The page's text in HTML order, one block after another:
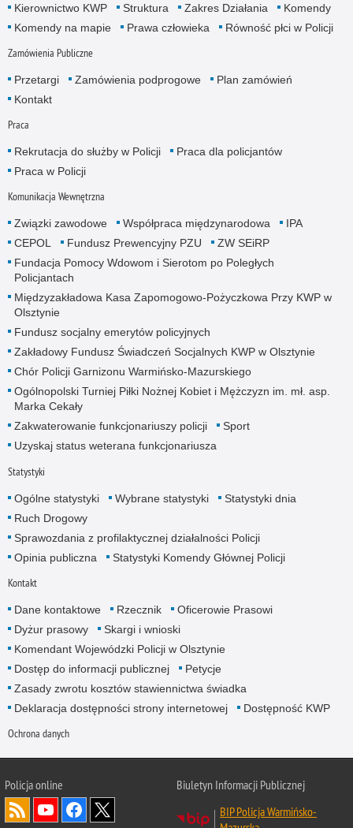
Kierownictwo KWP Struktura Zakres Działania
Komendy
Komendy na mapie
Prawa człowieka Równość płci w Policji
Zamówienia Publiczne
Przetargi Zamówienia podprogowe
Plan zamówień
Kontakt
Praca
Rekrutacja do służby w Policji
Praca dla policjantów
Praca w Policji
Komunikacja Wewnętrzna
Związki zawodowe Współpraca międzynarodowa
IPA
CEPOL
Fundusz Prewencyjny PZU
ZW SEiRP
Fundacja Pomocy Wdowom i Sierotom po Poległych
Policjantach
Międzyzakładowa Kasa Zapomogowo-Pożyczkowa Przy KWP w
Olsztynie
Fundusz socjalny emerytów policyjnych
Zakładowy Fundusz Świadczeń Socjalnych KWP w Olsztynie
Chór Policji Garnizonu Warmińsko-Mazurskiego
Ogólnopolski Turniej Piłki Nożnej Kobiet i Mężczyzn im. mł. asp.
Marka Cekały
Zakwaterowanie funkcjonariuszy policji
Sport
Uzyskaj status weterana funkcjonariusza
Statystyki
Ogólne statystyki Wybrane statystyki
Statystyki dnia
Ruch Drogowy
Sprawozdania z profilaktycznej działalności Policji
Opinia publiczna
Statystyki Komendy Głównej Policji
Kontakt
Dane kontaktowe Rzecznik
Oficerowie Prasowi
Dyżur prasowy
Skargi i wnioski
Komendant Wojewódzki Policji w Olsztynie
Dostęp do informacji publicznej
Petycje
Zasady zwrotu kosztów stawiennictwa świadka
Deklaracja dostępności strony internetowej
Dostępność KWP
Ochrona danych
Policja online
Biuletyn Informacji Publicznej
BIP Policja Warmińsko-